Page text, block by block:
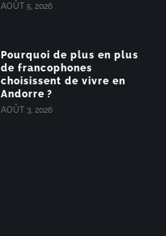
AOÛT 5, 2026
Pourquoi de plus en plus
de francophones
choisissent de vivre en
Andorre ?
AOÛT 3, 2026